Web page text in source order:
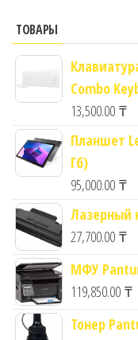
ТОВАРЫ
Combo
13,500.00 ₸
Планшет
Гб)
95,000.00 ₸
Лазерный
27,700.00 ₸
МФУ
119,850.00 ₸
Тонер